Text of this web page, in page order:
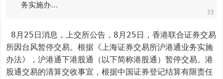
务实施办…
所因台风暂停交易。根据《上海证券交易所沪港通业务实施
办法》，沪港通下港股通（以下简称港股通）暂停交易。港
股通交易的清算交收事宜，根据中国证券登记结算有限责任